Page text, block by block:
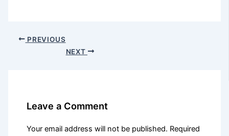
PREVIOUS
NEXT
Leave a Comment
Your email address will not be published. Required